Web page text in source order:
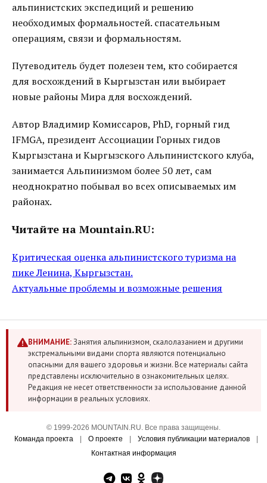
альпинистских экспедиций и решению
необходимых формальностей. спасательным
операциям, связи и формальностям.
Путеводитель будет полезен тем, кто собирается
для восхождений в Кыргызстан или выбирает
новые районы Мира для восхождений.
Автор Владимир Комиссаров, PhD, горный гид
IFMGA, президент Ассоциации Горных гидов
Кыргызстана и Кыргызского Альпинистского клуба,
занимается Альпинизмом более 50 лет, сам
неоднократно побывал во всех описываемых им
районах.
Читайте на Mountain.RU:
Критическая оценка альпинистского туризма на
пике Ленина, Кыргызстан.
Актуальные проблемы и возможные решения
ВНИМАНИЕ:Занятия альпинизмом, скалолазанием и другими
экстремальными видами спорта являются потенциально
опасными для вашего здоровья и жизни. Все материалы сайта
представлены исключительно в ознакомительных целях.
Редакция не несет ответственности за использование данной
информации в реальных условиях.
© 1999-2026 MOUNTAIN.RU. Все права защищены.
Команда проекта
О проекте Условия публикации материалов
Контактная информация